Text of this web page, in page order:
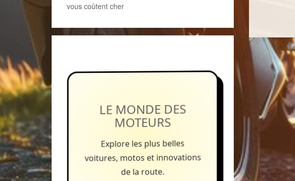
vous coûtent cher
LE MONDE DES
MOTEURS
Explore les plus belles
voitures, motos et innovations
de la route.